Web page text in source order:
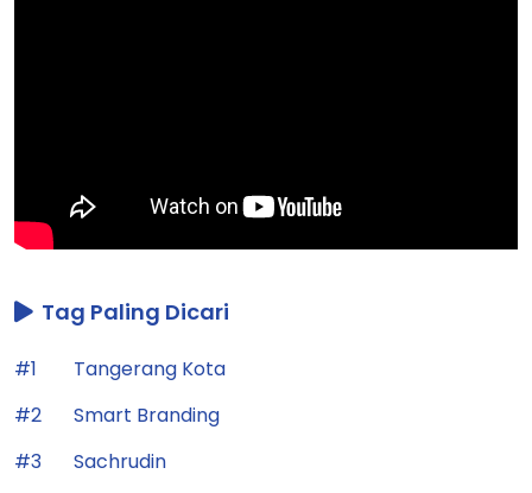
Tag Paling Dicari
#1
Tangerang Kota
#2
Smart Branding
#3
Sachrudin